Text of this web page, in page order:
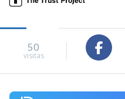
50
visitas